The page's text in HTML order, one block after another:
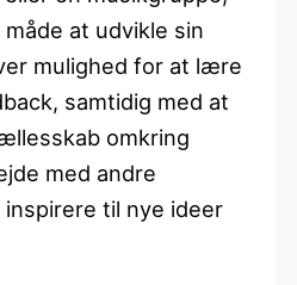
at udvikle sin
mulighed for at lære
samtidig med at
omkring
med andre
til nye ideer